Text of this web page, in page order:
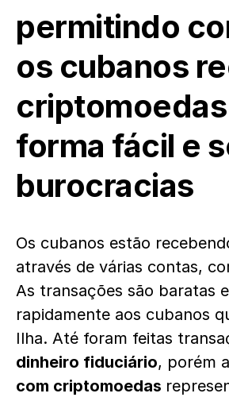
permitindo
os cubanos
forma fácil e
burocracias
Os cubanos estão
através de várias contas,
As transações são baratas
rapidamente aos cubanos
Ilha. Até foram feitas
dinheiro fiduciário, porém
com criptomoedas